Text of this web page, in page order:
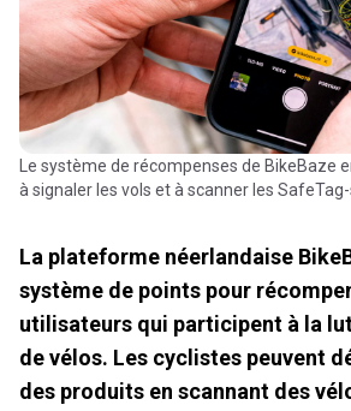
Le système de récompenses de BikeBaze encourage les cyclistes
à signaler les vols et à scanner les
La plateforme néerlandaise
système de points pour
utilisateurs qui participent à la
de vélos. Les cyclistes peuvent
des produits en scannant des